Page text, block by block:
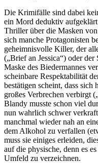
Die Krimifälle sind dabei
ein Mord deduktiv
Thriller über die Masken
sich manche Protagonisten
geheimnisvolle Killer, der
(„Brief an Jessica“) oder
Maske des Biedermannes
scheinbare Respektabilität
bestätigen scheint, dass sich
großes Verbrechen verbirgt
Blandy musste schon viel
nun wahrlich schwer
manchmal wieder nah an
dem Alkohol zu verfallen
muss sie einiges erleiden,
auf die physische, denn es
Umfeld zu verzeichnen.